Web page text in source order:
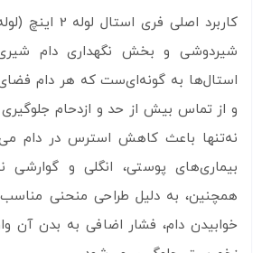
شیردوشی و بخش نگهداری دام
استال‌ها به گونه‌ای‌ست که هر دام
و از تماس بیش از حد و ازدحام
نه‌تنها باعث کاهش استرس در دام
بیماری‌های پوستی، انگلی و گوارشی
همچنین، به دلیل طراحی منحنی
خوابیدن دام، فشار اضافی به بدن آن